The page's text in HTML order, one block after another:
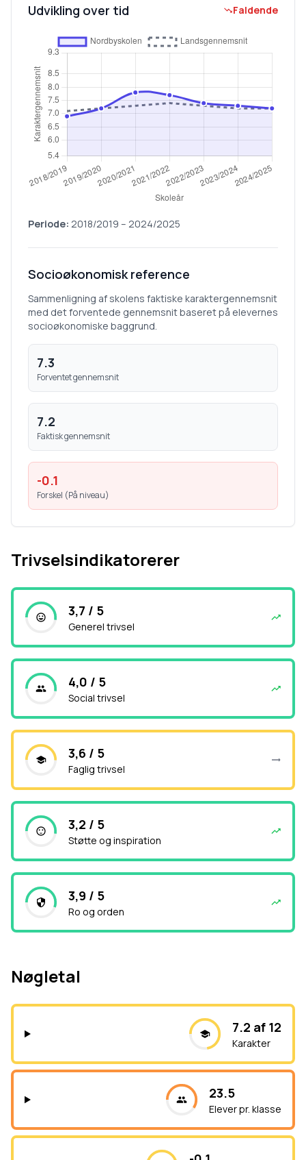
Udvikling over tid Faldende
Periode: 2018/2019 – 2024/2025
Socioøkonomisk reference
Sammenligning af skolens faktiske karaktergennemsnit
med det forventede gennemsnit baseret på elevernes
socioøkonomiske baggrund.
7.3
Forventet gennemsnit
7.2
Faktisk gennemsnit
-0.1
Forskel (På niveau)
Trivselsindikatorerer
3,7 / 5
Generel trivsel
4,0 / 5
Social trivsel
3,6 / 5
Faglig trivsel
3,2 / 5
Støtte og inspiration
3,9 / 5
Ro og orden
Nøgletal
7.2 af 12
Karakter
23.5
Elever pr. klasse